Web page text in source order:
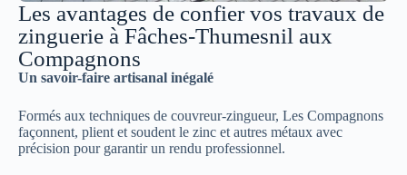
Les avantages de confier vos travaux de
zinguerie à Fâches-Thumesnil aux
Compagnons
Un savoir-faire artisanal inégalé
Formés aux techniques de couvreur-zingueur, Les Compagnons
façonnent, plient et soudent le zinc et autres métaux avec
précision pour garantir un rendu professionnel.